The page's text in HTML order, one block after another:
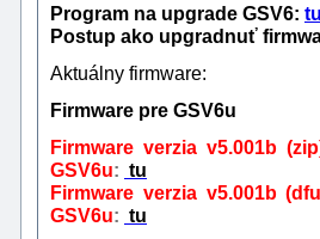
Program na upgrade GSV6:
Postup ako upgradnuť
Aktuálny firmware:
Firmware pre GSV6u
Firmware verzia v5.001b
GSV6u: tu
Firmware verzia v5.001b
GSV6u: tu